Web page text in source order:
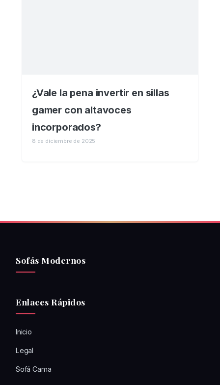
¿Vale la pena invertir en sillas
gamer con altavoces
incorporados?
8 de diciembre de 2025
Sofás Modernos
Enlaces Rápidos
Inicio
Legal
Sofá Cama